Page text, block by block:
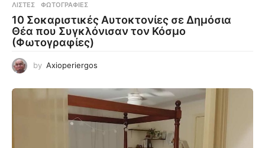
ΛΊΣΤΕΣ ,ΦΩΤΟΓΡΑΦΊΕΣ
10 Σοκαριστικές Αυτοκτονίες σε Δημόσια
Θέα που Συγκλόνισαν τον Κόσμο
(Φωτογραφίες)
by Axioperiergos